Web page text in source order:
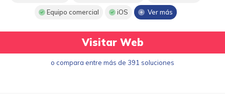
Equipo comercial iOS Ver más
Visitar Web
o compara entre más de 391 soluciones